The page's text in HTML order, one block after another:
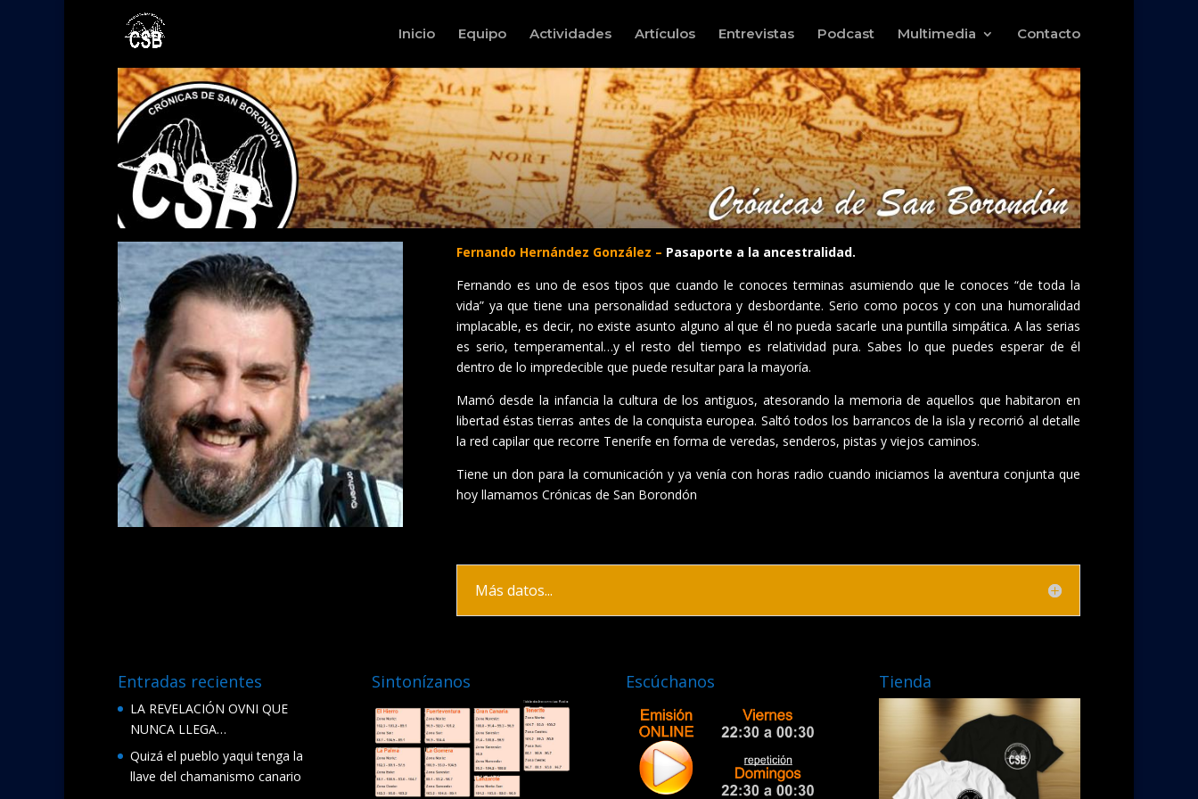
Inicio Equipo Actividades Artículos Entrevistas Podcast Multimedia Contacto
Fernando Hernández González – Pasaporte a la ancestralidad.
Fernando es uno de esos tipos que cuando le conoces terminas asumiendo que le conoces “de toda la
vida” ya que tiene una personalidad seductora y desbordante. Serio como pocos y con una humoralidad
implacable, es decir, no existe asunto alguno al que él no pueda sacarle una puntilla simpática. A las serias
es serio, temperamental…y el resto del tiempo es relatividad pura. Sabes lo que puedes esperar de él
dentro de lo impredecible que puede resultar para la mayoría.
Mamó desde la infancia la cultura de los antiguos, atesorando la memoria de aquellos que habitaron en
libertad éstas tierras antes de la conquista europea. Saltó todos los barrancos de la isla y recorrió al detalle
la red capilar que recorre Tenerife en forma de veredas, senderos, pistas y viejos caminos.
Tiene un don para la comunicación y ya venía con horas radio cuando iniciamos la aventura conjunta que
hoy llamamos Crónicas de San Borondón
Más datos...
Entradas recientes
LA REVELACIÓN OVNI QUE
NUNCA LLEGA…
Quizá el pueblo yaqui tenga la
llave del chamanismo canario
Sintonízanos Escúchanos Tienda